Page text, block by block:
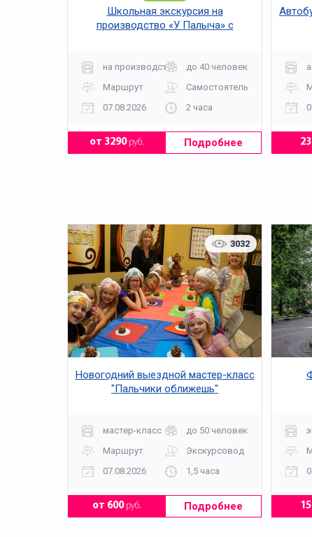
Школьная экскурсия на
производство «У Палыча» с
на производство
до 40 человек
Маршрут
Самостоятельно
07.08.2026
2 часа
от 3290руб. Подробнее
3032
Новогодний выездной мастер-класс
"Пальчики оближешь"
мастер-класс
до 50 человек
Маршрут
Экскурсовод
07.08.2026
1,5 часа
от 600руб. Подробнее